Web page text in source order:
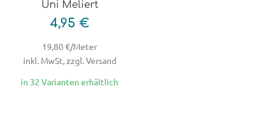
Uni Meliert
4,95 €
19,80 €/Meter
inkl. MwSt, zzgl. Versand
in 32 Varianten erhältlich